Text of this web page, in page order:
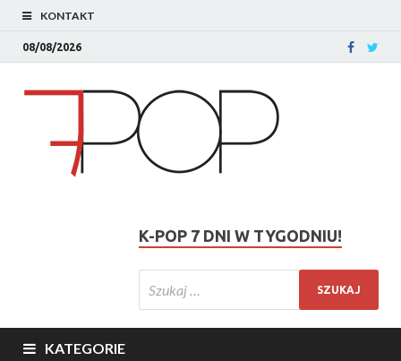
KONTAKT
08/08/2026
K-POP 7 DNI W TYGODNIU!
KATEGORIE